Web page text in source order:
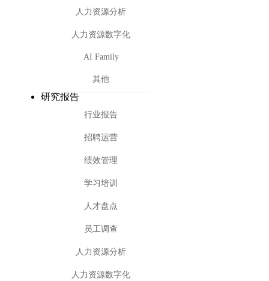
人力资源分析
人力资源数字化
AI Family
其他
研究报告
行业报告
招聘运营
绩效管理
学习培训
人才盘点
员工调查
人力资源分析
人力资源数字化